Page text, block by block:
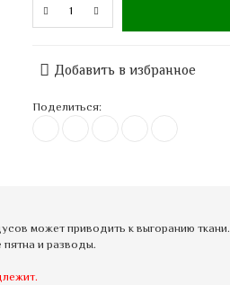
Добавить в избранное
Поделиться:
может приводить к выгоранию ткани.
пятна и разводы.